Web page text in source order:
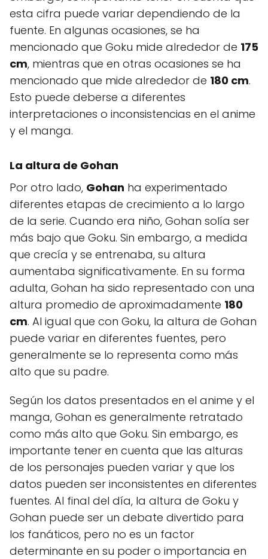
esta cifra puede variar dependiendo de la
fuente. En algunas ocasiones, se ha
mencionado que Goku mide alrededor de 175
cm, mientras que en otras ocasiones se ha
mencionado que mide alrededor de 180 cm.
Esto puede deberse a diferentes
interpretaciones o inconsistencias en el anime
y el manga.
La altura de Gohan
Por otro lado, Gohan ha experimentado
diferentes etapas de crecimiento a lo largo
de la serie. Cuando era niño, Gohan solía ser
más bajo que Goku. Sin embargo, a medida
que crecía y se entrenaba, su altura
aumentaba significativamente. En su forma
adulta, Gohan ha sido representado con una
altura promedio de aproximadamente 180
cm. Al igual que con Goku, la altura de Gohan
puede variar en diferentes fuentes, pero
generalmente se lo representa como más
alto que su padre.
Según los datos presentados en el anime y el
manga, Gohan es generalmente retratado
como más alto que Goku. Sin embargo, es
importante tener en cuenta que las alturas
de los personajes pueden variar y que los
datos pueden ser inconsistentes en diferentes
fuentes. Al final del día, la altura de Goku y
Gohan puede ser un debate divertido para
los fanáticos, pero no es un factor
determinante en su poder o importancia en